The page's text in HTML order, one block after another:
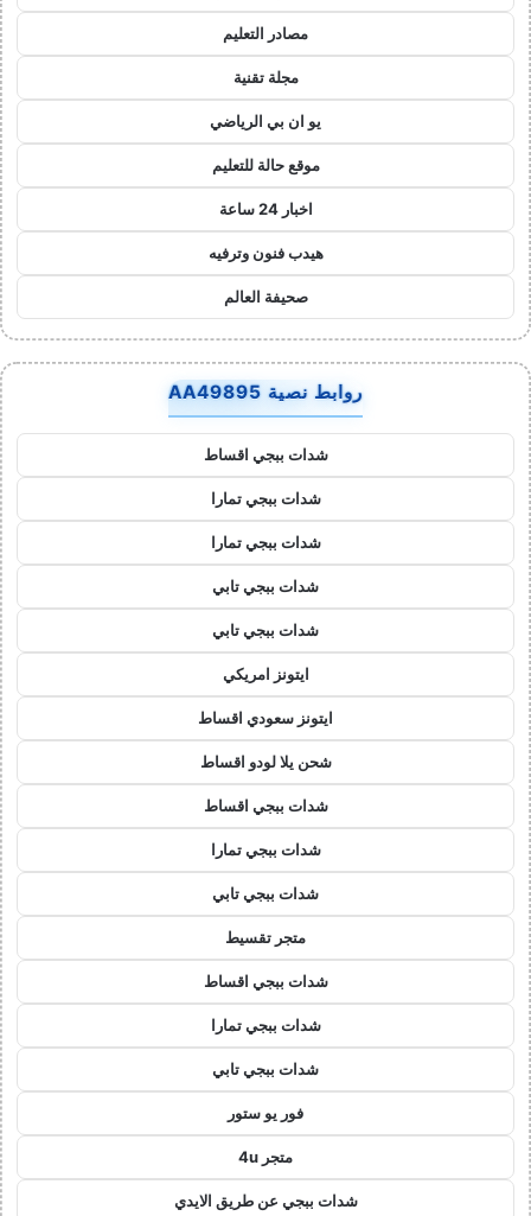
مصادر التعليم
مجلة تقنية
يو ان بي الرياضي
موقع حالة للتعليم
اخبار 24 ساعة
هيدب فنون وترفيه
صحيفة العالم
روابط نصية AA49895
شدات ببجي اقساط
شدات ببجي تمارا
شدات ببجي تمارا
شدات ببجي تابي
شدات ببجي تابي
ايتونز امريكي
ايتونز سعودي اقساط
شحن يلا لودو اقساط
شدات ببجي اقساط
شدات ببجي تمارا
شدات ببجي تابي
متجر تقسيط
شدات ببجي اقساط
شدات ببجي تمارا
شدات ببجي تابي
فور يو ستور
متجر 4u
شدات ببجي عن طريق الايدي